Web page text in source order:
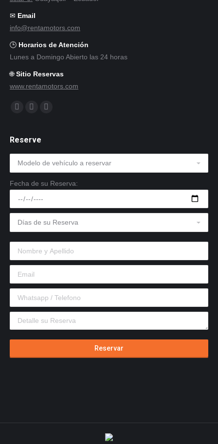
✉ Email
info@rentamotors.com
🕒 Horarios de Atención
Lunes a Domingo Abierto las 24 horas
🌐Sitio Reservas
www.rentamotors.com
Encuéntranos en:
Reserve
Fecha de su Reserva: